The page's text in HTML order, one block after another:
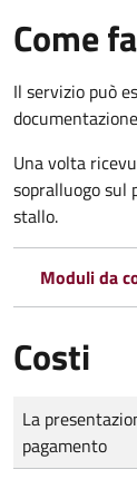
Come
Il servizio può
Una volta
sopralluogo sul
stallo.
Moduli da
Costi
Tipo di
Importo
La
pagamento